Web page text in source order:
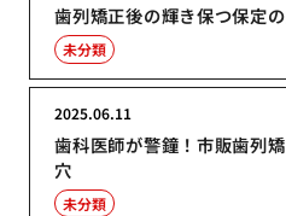
歯列矯正後の輝き保つ保定
未分類
歯科医師が警鐘！市販歯列
穴
2025.06.11
未分類